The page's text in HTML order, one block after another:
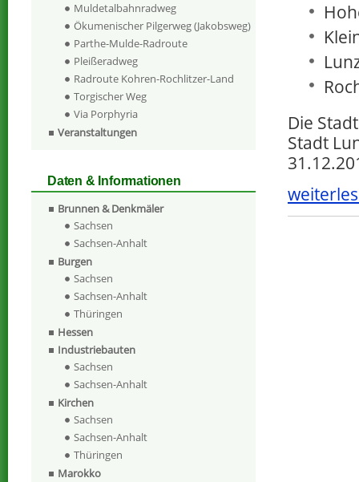
Die
Stadt
Muldetalbahnradweg
Ökumenischer Pilgerweg (Jakobsweg)
Parthe-Mulde-Radroute
Pleißeradweg
Radroute Kohren-Rochlitzer-Land
Torgischer Weg
Via Porphyria
Veranstaltungen
Daten & Informationen
Brunnen & Denkmäler
Sachsen
Sachsen-Anhalt
Burgen
Sachsen
Sachsen-Anhalt
Thüringen
Hessen
Industriebauten
Sachsen
Sachsen-Anhalt
Kirchen
Sachsen
Sachsen-Anhalt
Thüringen
Marokko